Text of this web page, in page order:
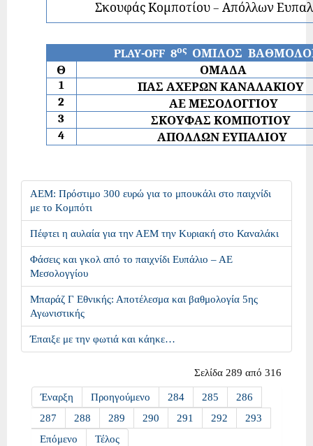
Σκουφάς Κομποτίου – Απόλλων
PLAY-OFF 8ος ΟΜΙΛΟΣ
Θ
ΟΜΑΔΑ
1
ΠΑΣ ΑΧΕΡΩΝ ΚΑΝΑΛΑΚΙΟΥ
2
ΑΕ ΜΕΣΟΛΟΓΓΙΟΥ
3
ΣΚΟΥΦΑΣ ΚΟΜΠΟΤΙΟΥ
4
ΑΠΟΛΛΩΝ ΕΥΠΑΛΙΟΥ
ΑΕΜ: Πρόστιμο 300 ευρώ για το μπουκάλι στο παιχνίδι
με το Κομπότι
Πέφτει η αυλαία για την ΑΕΜ την Κυριακή στο Καναλάκι
Φάσεις και γκολ από το παιχνίδι Ευπάλιο – ΑΕ
Μεσολογγίου
Μπαράζ Γ Εθνικής: Αποτέλεσμα και βαθμολογία 5ης
Αγωνιστικής
Έπαιξε με την φωτιά και κάηκε…
Σελίδα 289 από 316
Έναρξη Προηγούμενο 284 285
286
287
288 289 290 291 292
293
Επόμενο
Τέλος